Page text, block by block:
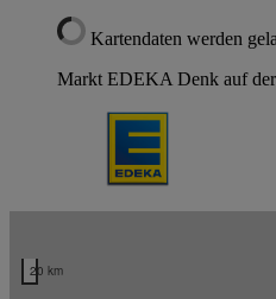
Kartendaten werden
Markt EDEKA Denk auf
Markt EDEKA Denk öffnen
20 km